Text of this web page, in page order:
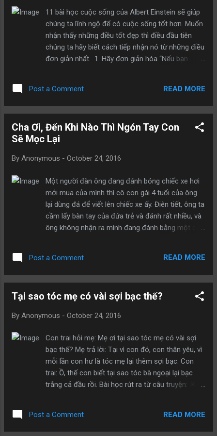
bàn và bỏ đi. Cậu bé ăn xong đĩa kem, trả tiền và
rời nơi đó. Khi cô phục vụ quay lại, cô bắt đầu
khóc khi cô vừa mới định lau bàn. Nơi đó, đặt gọn
gẽ bên cạnh cái đĩa trống, là hai nickel và năm
penny . Bạn thấy đó, cậu bé không thể mua kem
đầy đủ, bởi cậu muốn chừa đủ tiền để dành tặng
11 bài học cuộc sống của Albert Einstein sẽ giúp
chúng ta lĩnh ngộ để có cuộc sống tốt hơn. Muốn
nhận thấy những điều tốt đẹp thì điều đầu tiên
chúng ta hãy biết cách tiếp nhận nó từ những điều
đơn giản nhất. 1. Hãy đơn giản hóa “Nếu bạn
Albert Einstein Khi bạn phức tạp hoá một thứ nào
đó lên thì bạn sẽ càng khó hiểu bản chất bên
mà bạn từng có trong cuộc đời mình. Họ có làm
cho một chủ đề trở nên phức tạp hơn với tràn
nó trở nên dễ hiểu hơn bằng cách đơn giản hoá
nó. 2. Sự sáng tạo “Sự sáng tạo có khả năng
truyền từ người này sang người khác vì vậy hãy
chuyển giao nó” – Albert Einstein. Hãy truyền cảm
hứng cho những người khác làm những việc mà
họ yêu thích. Sử dụng sự sáng tạo của bạn để tạo
ra công việc mới. Bạn sẽ không bao giờ biết
Post a Comment READ MORE
Cha Ơi, Đến Khi Nào Thì Ngón Tay Con
Sẽ Mọc Lại
By Anonymous - October 24, 2016
Một người đàn ông đang đánh bóng chiếc xe hơi
mới mua của mình thì cô con gái 4 tuổi của ông
lại dùng đá để viết lên chiếc xe ấy. Điên tiết, ông ta
cầm lấy bàn tay của đứa trẻ và đánh rất nhiều, và
ông không nhận ra mình đang đánh bằng một cái
nghiêm trọng. Khi đứa trẻ nhìn thấy cha, cô bé
tuyệt vọng hỏi “Cha ơi, đến khi nào thì ngón tay
câm. Ông trở lại chiếc xe hơi và tức giận đá vào
có những vết rạch mà con gái ông đã viết nên, cô
điều rằng, cả sự tức giận lẫn tình yêu thương đều
không có giới hạn. Nên nhớ, “Đồ vật là để sử dụng,
nhưng con người là để yêu thương”. Đừng để sự
nóng nảy tức thời làm bạn cả đời phải hối hận.
Post a Comment READ MORE
Tại sao tóc mẹ có vài sợi bạc thế?
By Anonymous - October 24, 2016
Con trai hỏi mẹ: Mẹ ơi tại sao tóc mẹ có vài sợi
bạc thế? Mẹ trả lời: Tại vì con đó, con thân yêu, vì
mỗi lần con hư là tóc mẹ lại thêm sợi bạc. Con
trai: Ồ, thế con biết tại sao tóc bà ngoại lại bạc
trắng cả đầu rồi. Bài học rút ra từ câu truyện: Khi
Không ai có thể tự nhận mình không bao giờ mắc
sai lầm. Hãy xem đó là sự thử thách cho bản thân
Post a Comment READ MORE